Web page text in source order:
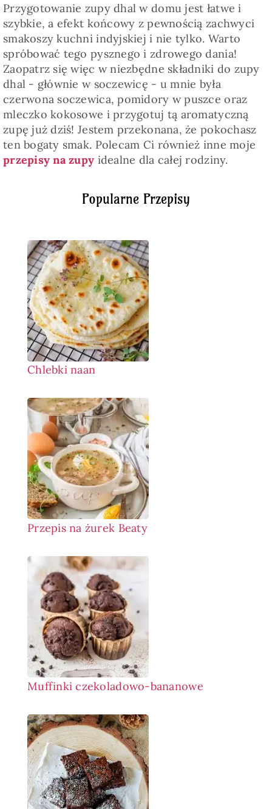
Popularne Przepisy
Chlebki naan
Przepis na żurek Beaty
Muffinki czekoladowo-bananowe
Przygotowanie zupy dhal w domu jest łatwe i
szybkie, a efekt końcowy z pewnością zachwyci
smakoszy kuchni indyjskiej i nie tylko. Warto
spróbować tego pysznego i zdrowego dania!
Zaopatrz się więc w niezbędne składniki do zupy
dhal - głównie w soczewicę - u mnie była
czerwona soczewica, pomidory w puszce oraz
mleczko kokosowe i przygotuj tą aromatyczną
zupę już dziś! Jestem przekonana, że pokochasz
ten bogaty smak. Polecam Ci również inne moje
przepisy na zupy idealne dla całej rodziny.